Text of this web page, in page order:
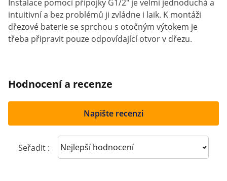
Instalace pomocí přípojky G1/2" je velmi jednoduchá a
intuitivní a bez problémů ji zvládne i laik. K montáži
dřezové baterie se sprchou s otočným výtokem je
třeba připravit pouze odpovídající otvor v dřezu.
Hodnocení a recenze
Napište recenzi
Seřadit : Sort reviews